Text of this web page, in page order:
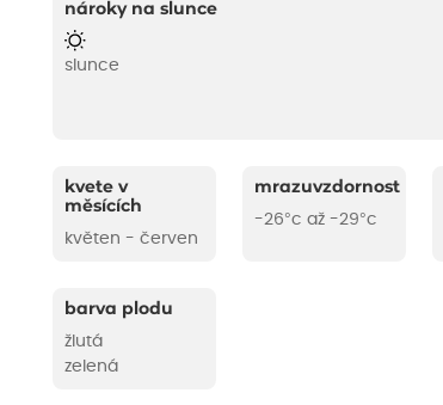
nároky na slunce
slunce
kvete v
měsících
květen - červen
mrazuvzdornost
-26°c až -29°c
barva plodu
žlutá
zelená